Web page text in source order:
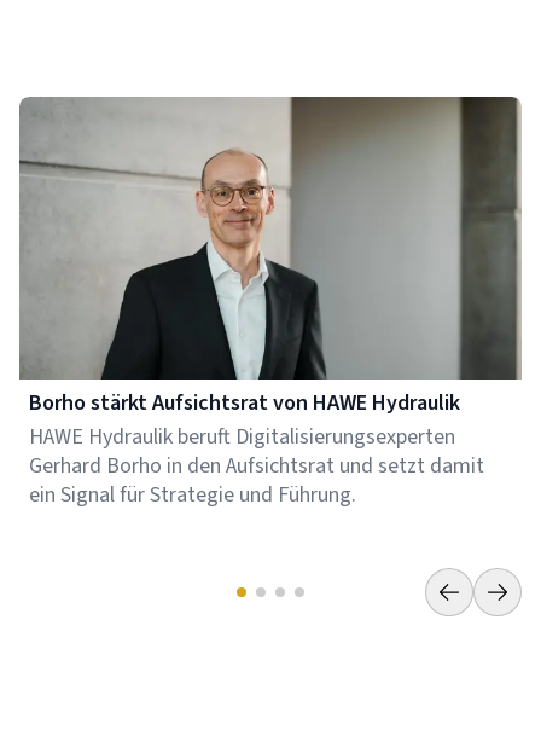
Borho stärkt Aufsichtsrat von HAWE Hydraulik
HAWE Hydraulik beruft Digitalisierungsexperten
Gerhard Borho in den Aufsichtsrat und setzt damit
ein Signal für Strategie und Führung.